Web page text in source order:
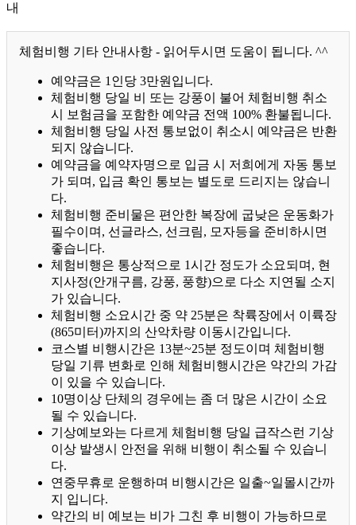
내
체험비행 기타 안내사항 - 읽어두시면 도움이 됩니다. ^^
예약금은 1인당 3만원입니다.
체험비행 당일 비 또는 강풍이 불어 체험비행 취소
시 보험금을 포함한 예약금 전액 100% 환불됩니다.
체험비행 당일 사전 통보없이 취소시 예약금은 반환
되지 않습니다.
예약금을 예약자명으로 입금 시 저희에게 자동 통보
가 되며, 입금 확인 통보는 별도로 드리지는 않습니
다.
체험비행 준비물은 편안한 복장에 굽낮은 운동화가
필수이며, 선글라스, 선크림, 모자등을 준비하시면
좋습니다.
체험비행은 통상적으로 1시간 정도가 소요되며, 현
지사정(안개구름, 강풍, 풍향)으로 다소 지연될 소지
가 있습니다.
체험비행 소요시간 중 약 25분은 착륙장에서 이륙장
(865미터)까지의 산악차량 이동시간입니다.
코스별 비행시간은 13분~25분 정도이며 체험비행
당일 기류 변화로 인해 체험비행시간은 약간의 가감
이 있을 수 있습니다.
10명이상 단체의 경우에는 좀 더 많은 시간이 소요
될 수 있습니다.
기상예보와는 다르게 체험비행 당일 급작스런 기상
이상 발생시 안전을 위해 비행이 취소될 수 있습니
다.
연중무휴로 운행하며 비행시간은 일출~일몰시간까
지 입니다.
약간의 비 예보는 비가 그친 후 비행이 가능하므로